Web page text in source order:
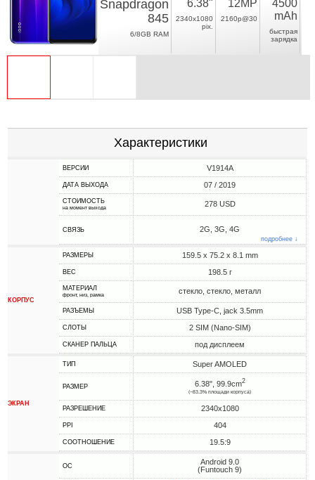
Snapdragon
845
6/8GB RAM
6.38"
2340x1080
pix.
12MP
2160p@30
4500
mAh
быстрая
зарядка
Характеристики
ВЕРСИИ V1914A
ДАТА ВЫХОДА 07 / 2019
СТОИМОСТЬ
на момент выхода 278 USD
СВЯЗЬ 2G, 3G, 4G
подробнее ↓
КОРПУС
РАЗМЕРЫ 159.5 x 75.2 x 8.1 mm
ВЕС 198.5 г
МАТЕРИАЛ
фронт, низ, рамка стекло, стекло, металл
РАЗЪЕМЫ USB Type-C, jack 3.5mm
СЛОТЫ 2 SIM (Nano-SIM)
СКАНЕР ПАЛЬЦА под дисплеем
ЭКРАН
ТИП Super AMOLED
РАЗМЕР 6.38", 99.9cm2
(~83.3% площади корпуса)
РАЗРЕШЕНИЕ 2340x1080
PPI 404
СООТНОШЕНИЕ 19.5:9
ОС
Android 9.0
(Funtouch 9)